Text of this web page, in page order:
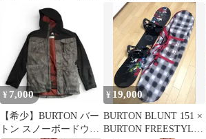
ートパンツ ハーフパ
ズM相当) ブラック
¥ 7,000
【希少】BURTON バー
トン スノーボードウェ
¥ 19,000
BURTON BLUNT 151 ×
BURTON FREESTYLE